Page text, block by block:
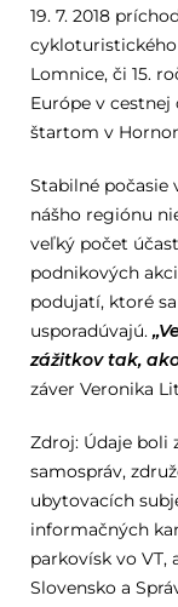
19. 7. 2018
cykloturistického
Lomnice, či 15.
Európe v
štartom v
Stabilné počasie
nášho regiónu
veľký počet
podnikových
podujatí, ktoré
usporadúvajú.
zážitkov tak,
záver Veronika
Zdroj: Údaje boli
samospráv,
ubytovacích
informačných
parkovísk vo VT,
Slovensko a